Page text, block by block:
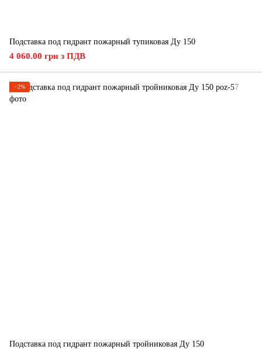
Подставка под гидрант пожарный тупиковая Ду 150
4 060.00 грн з ПДВ
−2%
Подставка под гидрант пожарный тройниковая Ду 150